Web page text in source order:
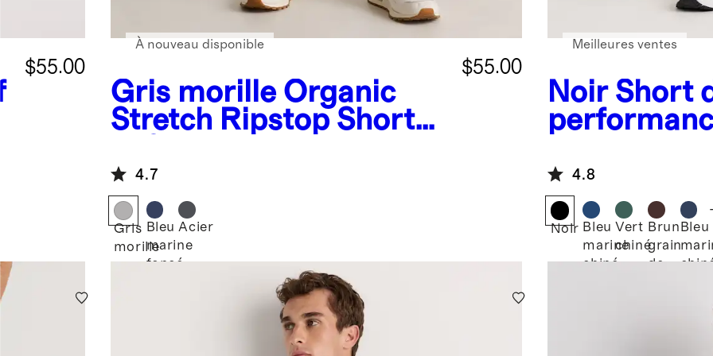
$55.00
Gris morille Organic
Stretch Ripstop Shorts
$55.00
À nouveau disponible
4.7
Gris
morille
Bleu
marine
foncé
Acier
Noir Short
Meilleures ventes
4.8
Noir Bleu
marine
chiné
Vert
chiné
Brun
grain
de
Bleu